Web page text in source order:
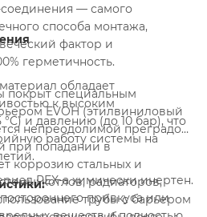
— самого
способа монтажа,
фактор и
герметичность.
материал обладает
к высоким
и давлению (до 10 бар), что
работу системы на
PEX-a химически инертен.
привкуса или
покрыт специальным
EVOH (этилвиниловый
непреодолимой преградой
при попадании в
коррозию стальных и
котлов, радиаторов,
трубы с барьером